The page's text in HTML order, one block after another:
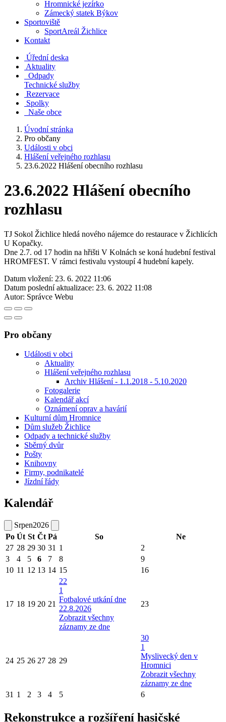
Hromnické jezírko
Zámecký statek Býkov
Sportoviště
SportAreál Žichlice
Kontakt
Úřední deska
Aktuality
Odpady
Technické služby
Rezervace
Spolky
Naše obce
Úvodní stránka
Pro občany
Události v obci
Hlášení veřejného rozhlasu
23.6.2022 Hlášení obecního rozhlasu
23.6.2022 Hlášení obecního
rozhlasu
TJ Sokol Žichlice hledá nového nájemce do restaurace v Žichlicích
U Kopačky.
Dne 2.7. od 17 hodin na hřišti V Kolnách se koná hudební festival
HROMFEST. V rámci festivalu vystoupí 4 hudební kapely.
Datum vložení: 23. 6. 2022 11:06
Datum poslední aktualizace: 23. 6. 2022 11:08
Autor: Správce Webu
Pro občany
Události v obci
Aktuality
Hlášení veřejného rozhlasu
Archiv Hlášení - 1.1.2018 - 5.10.2020
Fotogalerie
Kalendář akcí
Oznámení oprav a havárií
Kulturní dům Hromnice
Dům služeb Žichlice
Odpady a technické služby
Sběrný dvůr
Pošty
Knihovny
Firmy, podnikatelé
Jízdní řády
Kalendář
Srpen2026
Po Út St Čt Pá So
Ne
27 28 29 30 31 1
2
3
4 5 6 7 8
9
10 11 12 13 14 15 16
17 18 19 20 21
22
1
Fotbalové utkání dne
22.8.2026
Zobrazit všechny
záznamy ze dne
23
24 25 26 27 28 29
30
1
Myslivecký den v
Hromnici
Zobrazit všechny
záznamy ze dne
31 1 2 3 4 5 6
Rekonstrukce a rozšíření hasičské